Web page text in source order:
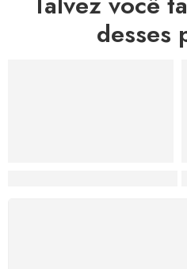
desses